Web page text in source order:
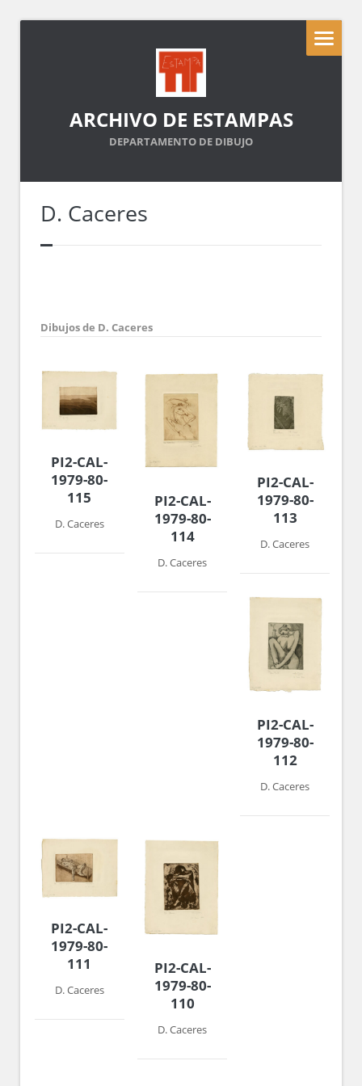
ARCHIVO DE ESTAMPAS
DEPARTAMENTO DE DIBUJO
D. Caceres
Dibujos de D. Caceres
PI2-CAL-
1979-80-
115
D. Caceres
PI2-CAL-
1979-80-
114
D. Caceres
PI2-CAL-
1979-80-
113
D. Caceres
PI2-CAL-
1979-80-
112
D. Caceres
PI2-CAL-
1979-80-
111
D. Caceres
PI2-CAL-
1979-80-
110
D. Caceres